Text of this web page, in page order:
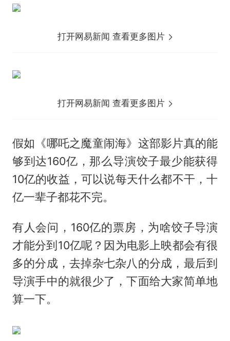
打开网易新闻 查看更多图片
打开网易新闻 查看更多图片
假如《哪吒之魔童闹海》这部影片真的能
够到达160亿，那么导演饺子最少能获得
10亿的收益，可以说每天什么都不干，十
亿一辈子都花不完。
有人会问，160亿的票房，为啥饺子导演
才能分到10亿呢？因为电影上映都会有很
多的分成，去掉杂七杂八的分成，最后到
导演手中的就很少了，下面给大家简单地
算一下。